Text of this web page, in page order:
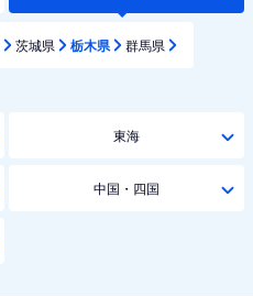
茨城県 栃木県 群馬県
東海
中国・四国